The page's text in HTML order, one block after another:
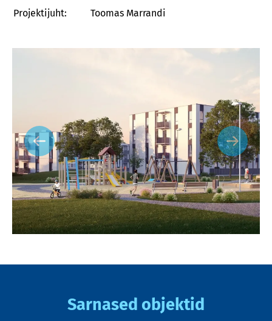
Projektijuht:
Toomas Marrandi
Sarnased objektid